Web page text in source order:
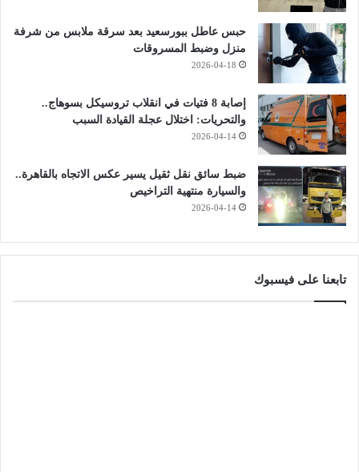
حبس عاطل ببورسعيد بعد سرقة ملابس من شرفة
منزل وضبط المسروقات
2026-04-18
إصابة 8 فتيات في انقلاب تروسيكل بسوهاج..
والتحريات: اختلال عجلة القيادة السبب
2026-04-14
ضبط سائق نقل ثقيل يسير عكس الاتجاه بالقاهرة..
والسيارة منتهية التراخيص
2026-04-14
تابعنا على فيسبوك